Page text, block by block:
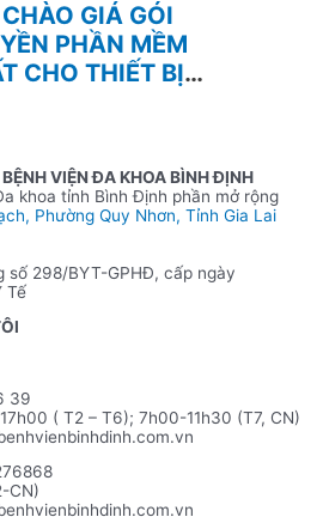
MỀM
CHO THIẾT BỊ
VIỆN ĐA KHOA BÌNH ĐỊNH
khoa tỉnh Bình Định phần mở rộng
Phường Quy Nhơn, Tỉnh Gia Lai
số 298/BYT-GPHĐ, cấp ngày
Tế
39
( T2 – T6); 7h00-11h30 (T7, CN)
CN)